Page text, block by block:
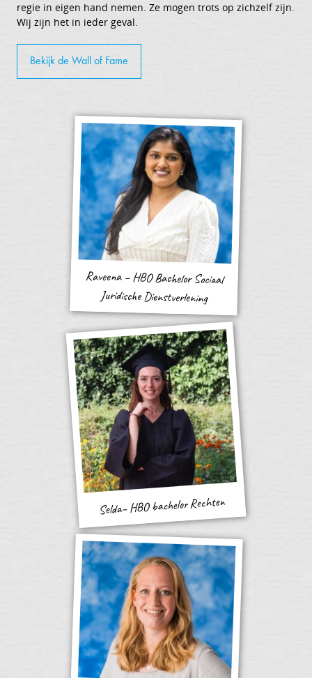
regie in eigen hand nemen. Ze mogen trots op zichzelf zijn.
Wij zijn het in ieder geval.
Bekijk de Wall of Fame
Raveena – HBO Bachelor Sociaal
Juridische Dienstverlening
Selda– HBO bachelor Rechten